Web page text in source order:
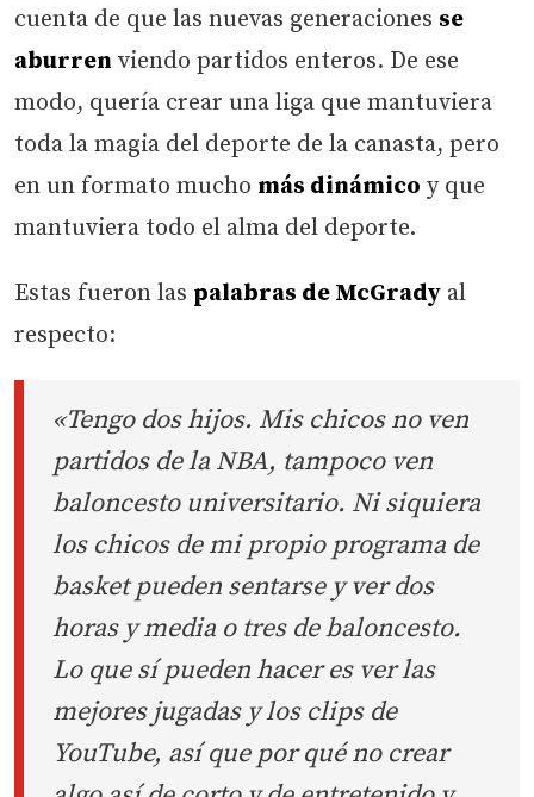
cuenta de que las nuevas generaciones se
aburren viendo partidos enteros. De ese
modo, quería crear una liga que mantuviera
toda la magia del deporte de la canasta, pero
en un formato mucho más dinámico y que
mantuviera todo el alma del deporte.
Estas fueron las palabras de McGrady al
respecto:
«Tengo dos hijos. Mis chicos no ven
partidos de la NBA, tampoco ven
baloncesto universitario. Ni siquiera
los chicos de mi propio programa de
basket pueden sentarse y ver dos
horas y media o tres de baloncesto.
Lo que sí pueden hacer es ver las
mejores jugadas y los clips de
YouTube, así que por qué no crear